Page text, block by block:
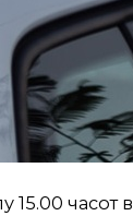
15.00